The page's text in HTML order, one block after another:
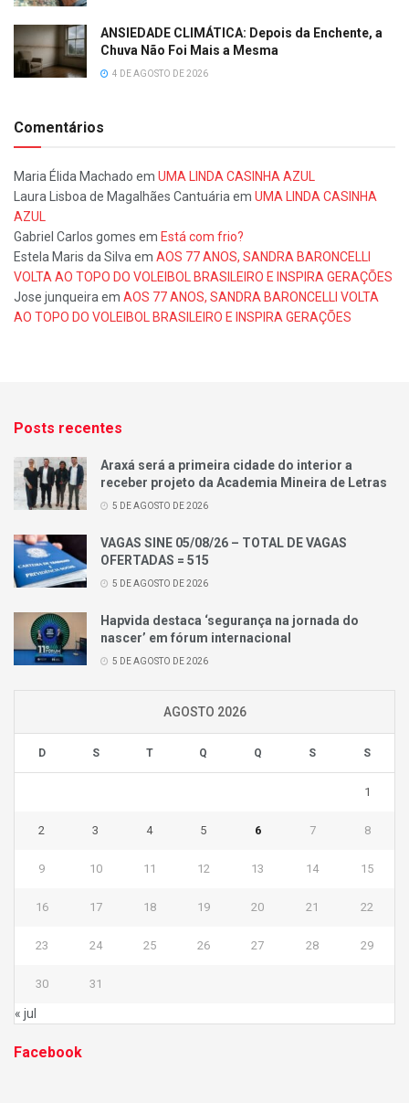
ANSIEDADE CLIMÁTICA: Depois da Enchente, a
Chuva Não Foi Mais a Mesma
4 DE AGOSTO DE 2026
Comentários
Maria Élida Machado em UMA LINDA CASINHA AZUL
Laura Lisboa de Magalhães Cantuáriaem UMA LINDA CASINHA
AZUL
Gabriel Carlos gomes em Está com frio?
Estela Maris da Silvaem AOS 77 ANOS, SANDRA BARONCELLI
VOLTA AO TOPO DO VOLEIBOL BRASILEIRO E INSPIRA GERAÇÕES
Jose junqueiraem AOS 77 ANOS, SANDRA BARONCELLI VOLTA
AO TOPO DO VOLEIBOL BRASILEIRO E INSPIRA GERAÇÕES
Posts recentes
Araxá será a primeira cidade do interior a
receber projeto da Academia Mineira de Letras
5 DE AGOSTO DE 2026
VAGAS SINE 05/08/26 – TOTAL DE VAGAS
OFERTADAS = 515
5 DE AGOSTO DE 2026
Hapvida destaca ‘segurança na jornada do
nascer’ em fórum internacional
5 DE AGOSTO DE 2026
AGOSTO 2026
D S T Q Q S S
1
2 3 4 5 6 7 8
9 10 11 12 13 14 15
16 17 18 19 20 21 22
23 24 25 26 27 28 29
30 31
« jul
Facebook